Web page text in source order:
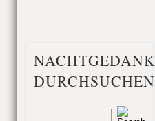
DURCHSUCHEN